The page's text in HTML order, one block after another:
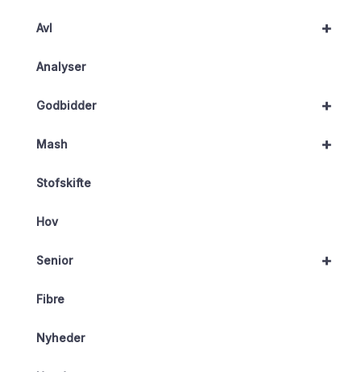
+
Avl
Analyser
+
Godbidder
+
Mash
Stofskifte
Hov
+
Senior
Fibre
Nyheder